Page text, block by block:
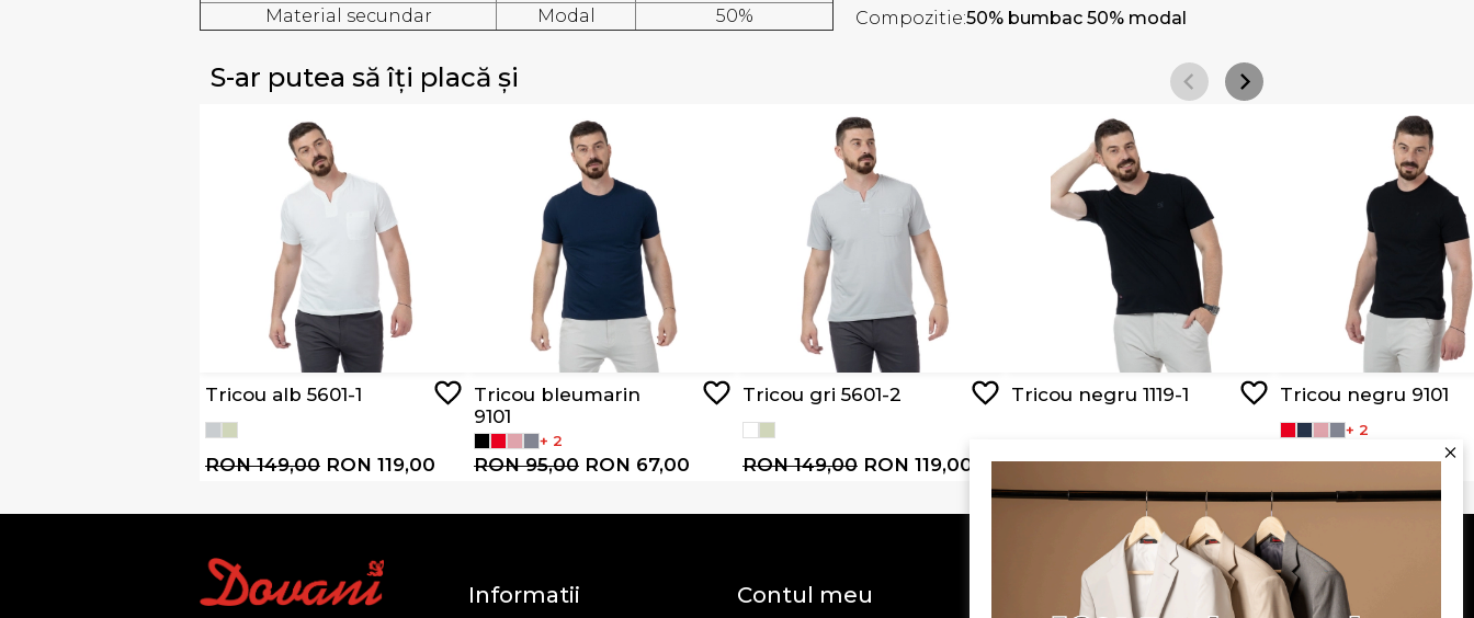
Material secundar
Modal 50%
Compozitie:50% bumbac 50% modal
S-ar putea să îți placă și
Tricou alb 5601-1
RON 149,00 RON 119,00
Tricou bleumarin
9101
+ 2
RON 95,00 RON 67,00
Tricou gri 5601-2
RON 149,00 RON 119,00
Tricou negru 1119-1
RON 89,00 RON 44,50
Tricou negru 9101
+ 2
RON 95,00
Informatii Contul meu Serviciu clienți